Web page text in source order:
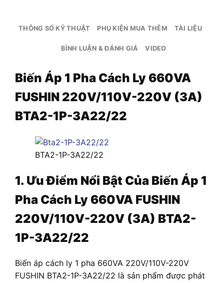
THÔNG SỐ KỸ THUẬT PHỤ KIỆN MUA THÊM TÀI LIỆU
BÌNH LUẬN & ĐÁNH GIÁ VIDEO
Biến Áp 1 Pha Cách Ly 660VA
FUSHIN 220V/110V-220V (3A)
BTA2-1P-3A22/22
BTA2-1P-3A22/22
1. Ưu Điểm Nổi Bật Của Biến Áp 1
Pha Cách Ly 660VA FUSHIN
220V/110V-220V (3A) BTA2-
1P-3A22/22
Biến áp cách ly 1 pha 660VA 220V/110V-220V
FUSHIN BTA2-1P-3A22/22 là sản phẩm được phát